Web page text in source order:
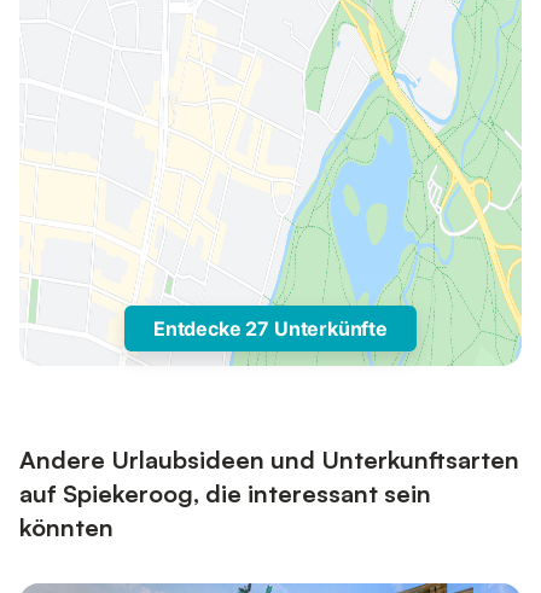
Entdecke 27 Unterkünfte
Andere Urlaubsideen und Unterkunftsarten
auf Spiekeroog, die interessant sein
könnten